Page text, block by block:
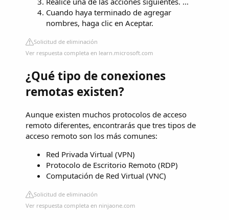
Cuando haya terminado de agregar
nombres, haga clic en Aceptar.
Solicitud de eliminación
Ver respuesta completa en learn.microsoft.com
¿Qué tipo de conexiones
remotas existen?
Aunque existen muchos protocolos de acceso
remoto diferentes, encontrarás que tres tipos de
acceso remoto son los más comunes:
Red Privada Virtual (VPN)
Protocolo de Escritorio Remoto (RDP)
Computación de Red Virtual (VNC)
Solicitud de eliminación
Ver respuesta completa en ninjaone.com